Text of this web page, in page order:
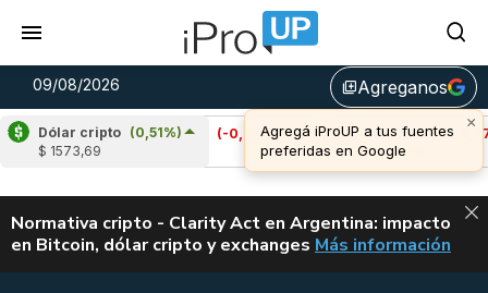
09/08/2026 library_addAgreganos
×
Agregá iProUP a tus fuentes
preferidas en Google
Dólar cripto (0,51%)
$ 1573,69
Cardano (-0,71%)
Avalanche (-0,77%)
u$s 6,49
ALERTA
Normativa cripto - Clarity Act en Argentina: impacto
en Bitcoin, dólar cripto y exchanges CLARITY ACT EN
Más información